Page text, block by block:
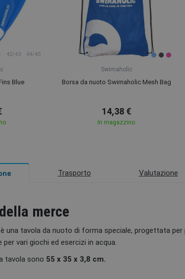
42/43 44/45
Blue
Swimaholic
Borsa da nuoto Swimaholic Mesh Bag
14,38 €
In magazzino
Trasporto Valutazione
merce
è una tavola da nuoto di forma speciale, progettata
vari giochi ed esercizi in acqua.
tavola sono 55 x 35 x 3,8 cm.